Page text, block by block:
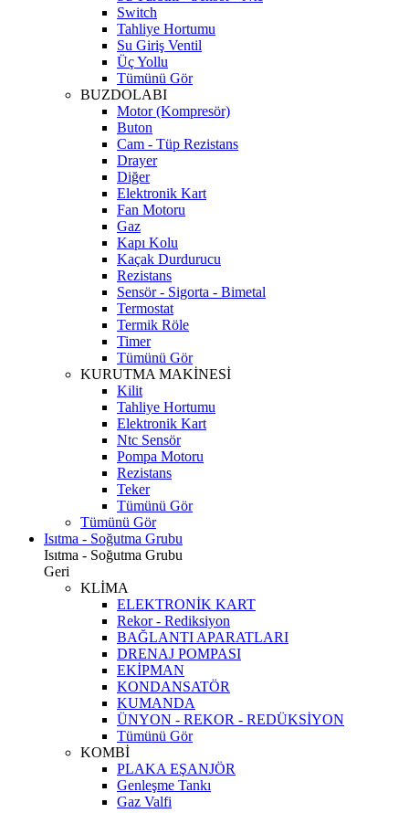
Switch
Tahliye Hortumu
Su Giriş Ventil
Üç Yollu
Tümünü Gör
BUZDOLABI
Motor (Kompresör)
Buton
Cam - Tüp Rezistans
Drayer
Diğer
Elektronik Kart
Fan Motoru
Gaz
Kapı Kolu
Kaçak Durdurucu
Rezistans
Sensör - Sigorta - Bimetal
Termostat
Termik Röle
Timer
Tümünü Gör
KURUTMA MAKİNESİ
Kilit
Tahliye Hortumu
Elektronik Kart
Ntc Sensör
Pompa Motoru
Rezistans
Teker
Tümünü Gör
Tümünü Gör
Isıtma - Soğutma Grubu
Isıtma - Soğutma Grubu
Geri
KLİMA
ELEKTRONİK KART
Rekor - Rediksiyon
BAĞLANTI APARATLARI
DRENAJ POMPASI
EKİPMAN
KONDANSATÖR
KUMANDA
ÜNYON - REKOR - REDÜKSİYON
Tümünü Gör
KOMBİ
PLAKA EŞANJÖR
Genleşme Tankı
Gaz Valfi